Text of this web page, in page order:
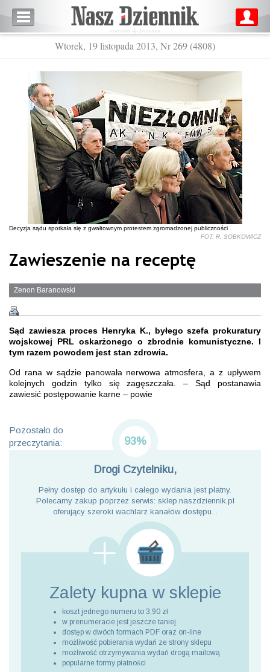
Wtorek, 19 listopada 2013, Nr 269 (4808)
Decyzja sądu spotkała się z gwałtownym protestem zgromadzonej publiczności
FOT. R. SOBKOWICZ
Zawieszenie na receptę
Zenon Baranowski
Sąd zawiesza proces Henryka K., byłego szefa prokuratury
wojskowej PRL oskarżonego o zbrodnie komunistyczne. I
tym razem powodem jest stan zdrowia.
Od rana w sądzie panowała nerwowa atmosfera, a z upływem
kolejnych godzin tylko się zagęszczała. – Sąd postanawia
zawiesić postępowanie karne – powie
Pozostało do
przeczytania:
93%
Drogi Czytelniku,
Pełny dostęp do artykułu i całego wydania jest płatny.
Polecamy zakup poprzez serwis: sklep.naszdziennik.pl
oferujący szeroki wachlarz kanałów dostępu. .
Zalety kupna w sklepie
koszt jednego numeru to 3,90 zł
w prenumeracie jest jeszcze taniej
dostęp w dwóch formach PDF oraz on-line
możliwość pobierania wydań ze strony sklepu
możliwość otrzymywania wydań drogą mailową
popularne formy płatności